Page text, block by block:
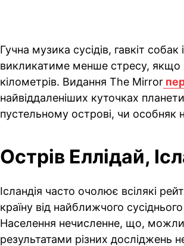
Гучна музика сусідів, гавкіт
викликатиме менше стресу, якщо
кілометрів. Видання The Mirror
найвіддаленіших куточках
пустельному острові, чи особняк
Острів Еллідай,
Ісландія часто очолює всілякі
країну від найближчого
Населення нечисленне, що,
результатами різних досліджень